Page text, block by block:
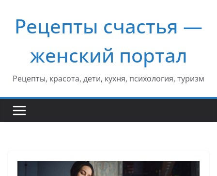
содержимому
Рецепты счастья —
женский портал
Рецепты, красота, дети, кухня, психология, туризм